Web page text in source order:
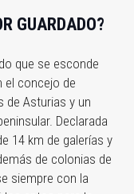
GUARDADO?
que se esconde
el concejo de
de Asturias y un
Declarada
14 km de galerías y
de colonias de
siempre con la